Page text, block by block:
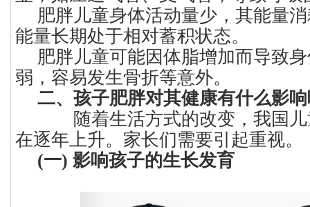
肥胖儿童身体活动量少，其能量
能量长期处于相对蓄积状态。
肥胖儿童可能因体脂增加而导致
弱，容易发生骨折等意外。
二、孩子肥胖对其健康有什么影
随着生活方式的改变，我国儿
在逐年上升。家长们需要引起重视。
(一) 影响孩子的生长发育